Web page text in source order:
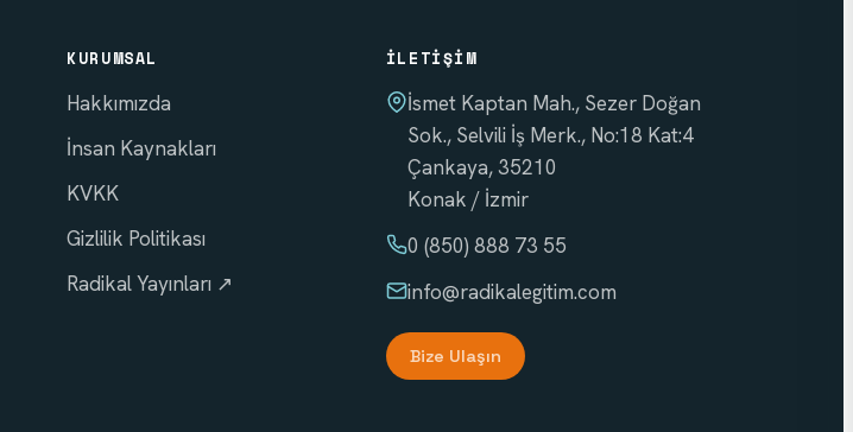
KURUMSAL
Hakkımızda
İnsan Kaynakları
KVKK
Gizlilik Politikası
Radikal Yayınları ↗
İLETIŞIM
İsmet Kaptan Mah., Sezer Doğan
Sok., Selvili İş Merk., No:18 Kat:4
Çankaya, 35210
Konak / İzmir
0 (850) 888 73 55
info@radikalegitim.com
Bize Ulaşın